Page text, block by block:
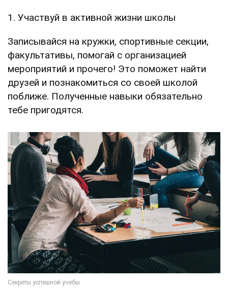
1. Участвуй в активной жизни школы
Записывайся на кружки, спортивные секции,
факультативы, помогай с организацией
мероприятий и прочего! Это поможет найти
друзей и познакомиться со своей школой
поближе. Полученные навыки обязательно
тебе пригодятся.